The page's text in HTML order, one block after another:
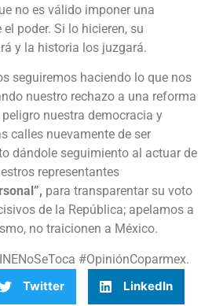
no es válido imponer una
poder. Si lo hicieren, su
y la historia los juzgará.
seguiremos haciendo lo que nos
nuestro rechazo a una reforma
nuestra democracia y
calles nuevamente de ser
dándole seguimiento al actuar de
representantes
para transparentar su voto
de la República; apelamos a
no traicionen a México.
#OpiniónCoparmex.
Twitter LinkedIn